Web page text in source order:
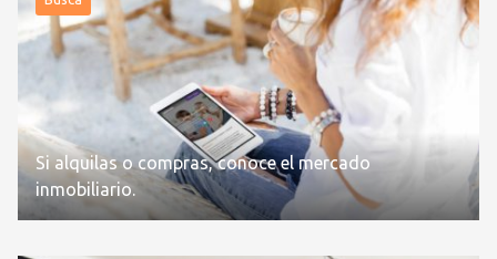
Si alquilas o compras, conoce el mercado
inmobiliario.